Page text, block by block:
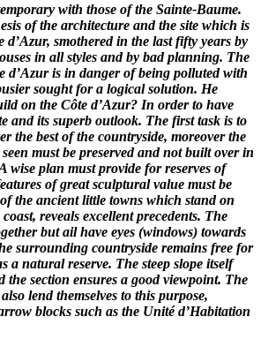
with those of the Sainte-Baume.
of the architecture and the site which is
d’Azur, smothered in the last fifty years by
in all styles and by bad planning. The
d’Azur is in danger of being polluted with
sought for a logical solution. He
on the Côte d’Azur? In order to have
and its superb outlook. The first task is to
the best of the countryside, moreover the
must be preserved and not built over in
wise plan must provide for reserves of
of great sculptural value must be
the ancient little towns which stand on
reveals excellent precedents. The
but ail have eyes (windows) towards
surrounding countryside remains free for
a natural reserve. The steep slope itself
the section ensures a good viewpoint. The
lend themselves to this purpose,
blocks such as the Unité d’Habitation